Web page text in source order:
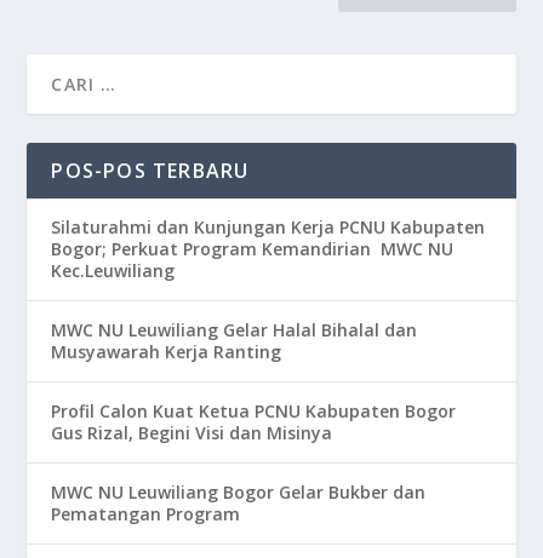
POS-POS TERBARU
Silaturahmi dan Kunjungan Kerja PCNU Kabupaten
Bogor; Perkuat Program Kemandirian MWC NU
Kec.Leuwiliang
MWC NU Leuwiliang Gelar Halal Bihalal dan
Musyawarah Kerja Ranting
Profil Calon Kuat Ketua PCNU Kabupaten Bogor
Gus Rizal, Begini Visi dan Misinya
MWC NU Leuwiliang Bogor Gelar Bukber dan
Pematangan Program